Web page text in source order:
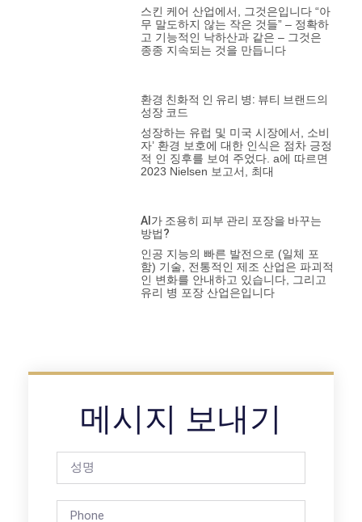
스킨 케어 산업에서, 그것은입니다 “아
무 말도하지 않는 작은 것들” – 정확하
고 기능적인 낙하산과 같은 – 그것은
종종 지속되는 것을 만듭니다
환경 친화적 인 유리 병: 뷰티 브랜드의
성장 코드
성장하는 유럽 및 미국 시장에서, 소비
자’ 환경 보호에 대한 인식은 점차 긍정
적 인 징후를 보여 주었다. a에 따르면
2023 Nielsen 보고서, 최대
AI가 조용히 피부 관리 포장을 바꾸는
방법?
인공 지능의 빠른 발전으로 (일체 포
함) 기술, 전통적인 제조 산업은 파괴적
인 변화를 안내하고 있습니다, 그리고
유리 병 포장 산업은입니다
메시지 보내기